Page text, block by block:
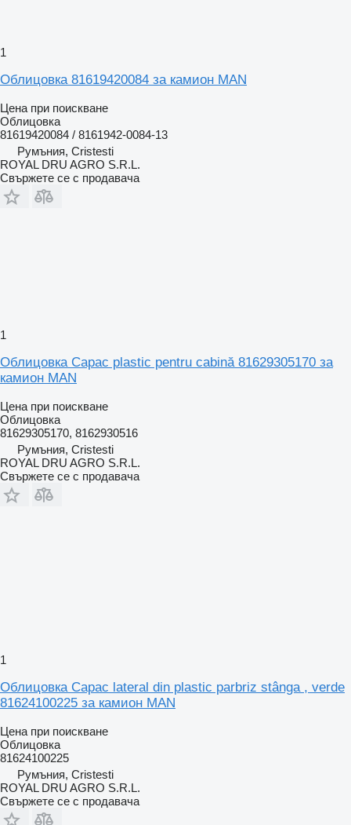
1
Облицовка 81619420084 за камион MAN
Цена при поискване
Облицовка
81619420084 / 8161942-0084-13
Румъния, Cristesti
ROYAL DRU AGRO S.R.L.
Свържете се с продавача
1
Облицовка Capac plastic pentru cabină 81629305170 за
камион MAN
Цена при поискване
Облицовка
81629305170, 8162930516
Румъния, Cristesti
ROYAL DRU AGRO S.R.L.
Свържете се с продавача
1
Облицовка Capac lateral din plastic parbriz stânga , verde
81624100225 за камион MAN
Цена при поискване
Облицовка
81624100225
Румъния, Cristesti
ROYAL DRU AGRO S.R.L.
Свържете се с продавача